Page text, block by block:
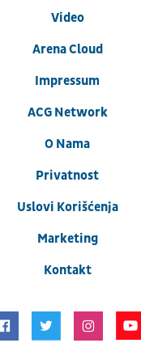
Video
Arena Cloud
Impressum
ACG Network
O Nama
Privatnost
Uslovi Korišćenja
Marketing
Kontakt